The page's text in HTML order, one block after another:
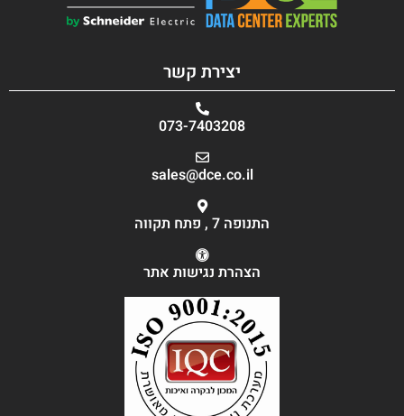
יצירת קשר
073-7403208
sales@dce.co.il
התנופה 7 , פתח תקווה
הצהרת נגישות אתר